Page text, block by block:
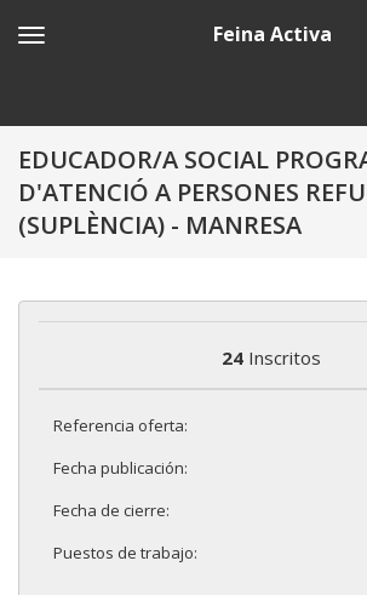
Feina Activa
EDUCADOR/A SOCIAL
D'ATENCIÓ A PERSONES
(SUPLÈNCIA) - MANRESA
24 Inscritos
Referencia oferta:
Fecha publicación:
Fecha de cierre:
Puestos de trabajo: